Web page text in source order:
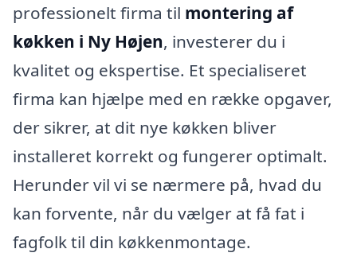
professionelt firma til montering af
køkken i Ny Højen, investerer du i
kvalitet og ekspertise. Et specialiseret
firma kan hjælpe med en række opgaver,
der sikrer, at dit nye køkken bliver
installeret korrekt og fungerer optimalt.
Herunder vil vi se nærmere på, hvad du
kan forvente, når du vælger at få fat i
fagfolk til din køkkenmontage.